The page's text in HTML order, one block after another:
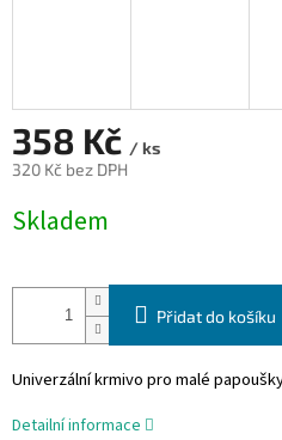
358 Kč / ks
320 Kč bez DPH
cena:
Skladem
Přidat do košíku
Univerzální krmivo pro malé
Detailní informace